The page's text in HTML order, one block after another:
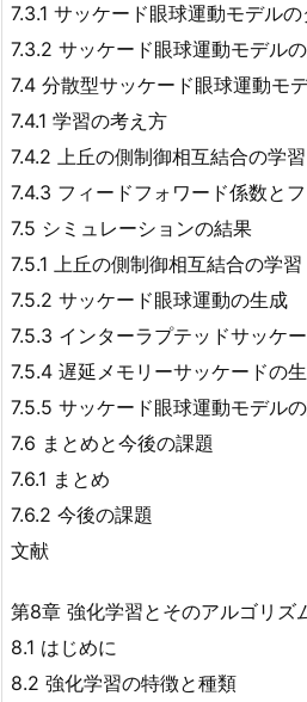
7.3.1 サッケード眼球運動モデル
7.3.2 サッケード眼球運動モデル
7.4 分散型サッケード眼球運動モ
7.4.1 学習の考え方
7.4.2 上丘の側制御相互結合の学習
7.4.3 フィードフォワード係数と
7.5 シミュレーションの結果
7.5.1 上丘の側制御相互結合の学習
7.5.2 サッケード眼球運動の生成
7.5.3 インターラプテッドサッケ
7.5.4 遅延メモリーサッケードの
7.5.5 サッケード眼球運動モデル
7.6 まとめと今後の課題
7.6.1 まとめ
7.6.2 今後の課題
文献
第8章 強化学習とそのアルゴリズ
8.1 はじめに
8.2 強化学習の特徴と種類